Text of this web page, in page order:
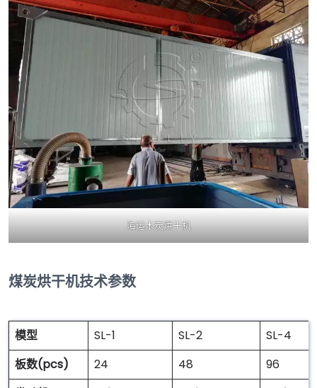
海运木炭烘干机
煤炭烘干机技术参数
模型 SL-1 SL-2
SL-4
板数(pcs)
24 48
96